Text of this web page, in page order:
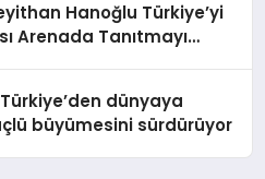
Hanoğlu Türkiye’yi
Arenada Tanıtmayı
dünyaya
büyümesini sürdürüyor